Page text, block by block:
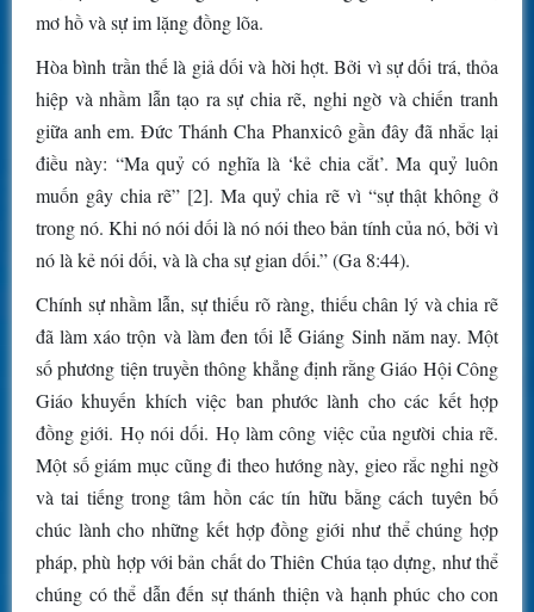
mơ hồ và sự im lặng đồng lõa.
Hòa bình trần thế là giả dối và hời hợt. Bởi vì sự dối trá, thỏa
hiệp và nhầm lẫn tạo ra sự chia rẽ, nghi ngờ và chiến tranh
giữa anh em. Đức Thánh Cha Phanxicô gần đây đã nhắc lại
điều này: “Ma quỷ có nghĩa là ‘kẻ chia cắt’. Ma quỷ luôn
muốn gây chia rẽ” [2]. Ma quỷ chia rẽ vì “sự thật không ở
trong nó. Khi nó nói dối là nó nói theo bản tính của nó, bởi vì
nó là kẻ nói dối, và là cha sự gian dối.” (Ga 8:44).
Chính sự nhầm lẫn, sự thiếu rõ ràng, thiếu chân lý và chia rẽ
đã làm xáo trộn và làm đen tối lễ Giáng Sinh năm nay. Một
số phương tiện truyền thông khẳng định rằng Giáo Hội Công
Giáo khuyến khích việc ban phước lành cho các kết hợp
đồng giới. Họ nói dối. Họ làm công việc của người chia rẽ.
Một số giám mục cũng đi theo hướng này, gieo rắc nghi ngờ
và tai tiếng trong tâm hồn các tín hữu bằng cách tuyên bố
chúc lành cho những kết hợp đồng giới như thể chúng hợp
pháp, phù hợp với bản chất do Thiên Chúa tạo dựng, như thể
chúng có thể dẫn đến sự thánh thiện và hạnh phúc cho con